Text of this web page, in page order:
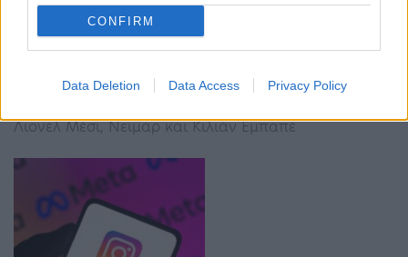
CONFIRM
Data Deletion Data Access Privacy Policy
κάθε ποστ του
10:45 - 20 Σεπτεμβρίου 2022
Ο Πορτογάλος σούπερ σταρ είναι ο πρώτος
ποδοσφαιριστής σε επιρροή στο Instagram και τα
Λιονέλ Μέσι, Νεϊμάρ και Κιλιάν Εμπαπέ